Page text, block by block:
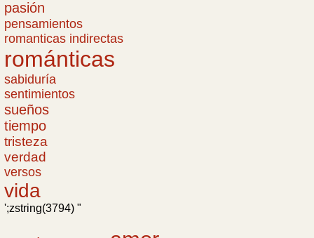
pasión
pensamientos
romanticas indirectas
románticas
sabiduría
sentimientos
sueños
tiempo
tristeza
verdad
versos
vida
';zstring(3794) "